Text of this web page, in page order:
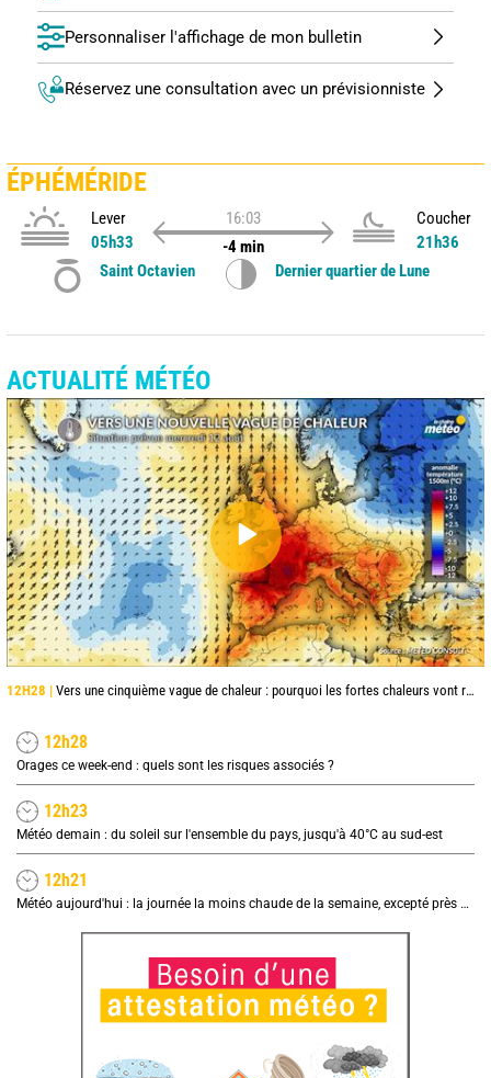
Personnaliser l'affichage de mon bulletin
Réservez une consultation avec un prévisionniste
ÉPHÉMÉRIDE
Lever
05h33
16:03
-4 min
Coucher
21h36
Saint Octavien
Dernier quartier de Lune
ACTUALITÉ MÉTÉO
12H28 | Vers une cinquième vague de chaleur : pourquoi les fortes chaleurs vont rapidement revenir en France
12h28
Orages ce week-end : quels sont les risques associés ?
12h23
Météo demain : du soleil sur l'ensemble du pays, jusqu'à 40°C au sud-est
12h21
Météo aujourd'hui : la journée la moins chaude de la semaine, excepté près de la Méditerranée